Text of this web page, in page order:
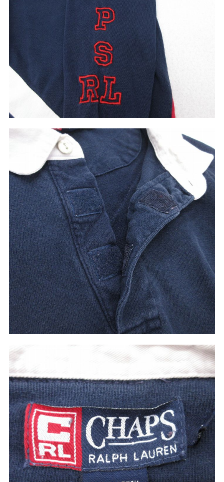
60年代 50年代
すべての年代を見る
週刊ラッシュアウト新聞
古着コラム
メディア・イベント情報
Youtube 古着屋Rush Out チャンネル
スタッフコーディネート
ご利用案内
お客様の声
レビュー1万件突破
お気に入りリスト
会社概要・店舗一覧
会員登録
メルマガ登録
古着卸売
特定商取引法に基づく表示
プライバシーポリシー
お問い合わせ